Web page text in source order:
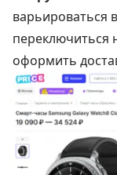
варьироваться
переключиться
оформить